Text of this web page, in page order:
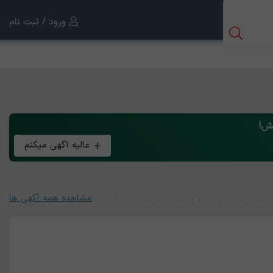
ورود / ثبت نام
عالیه آگهی میکنم
مشاهده همه آگهی ها